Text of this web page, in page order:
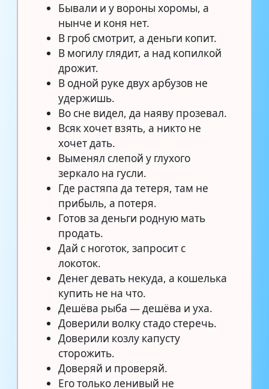
Бывали и у вороны хоромы, а
нынче и коня нет.
В гроб смотрит, а деньги копит.
В могилу глядит, а над копилкой
дрожит.
В одной руке двух арбузов не
удержишь.
Во сне видел, да наяву прозевал.
Всяк хочет взять, а никто не
хочет дать.
Выменял слепой у глухого
зеркало на гусли.
Где растяпа да тетеря, там не
прибыль, а потеря.
Готов за деньги родную мать
продать.
Дай с ноготок, запросит с
локоток.
Денег девать некуда, а кошелька
купить не на что.
Дешёва рыба — дешёва и уха.
Доверили волку стадо стеречь.
Доверили козлу капусту
сторожить.
Доверяй и проверяй.
Его только ленивый не